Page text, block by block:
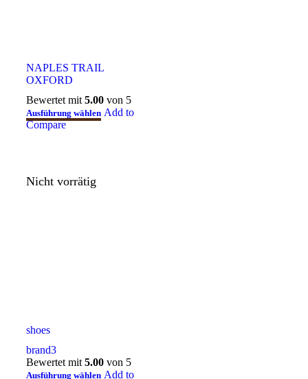
NAPLES TRAIL
OXFORD
Bewertet mit5.00 von 5
Ausführung wählen Add to
Compare
Nicht vorrätig
shoes
brand3
Bewertet mit 5.00 von 5
Ausführung wählen Add to